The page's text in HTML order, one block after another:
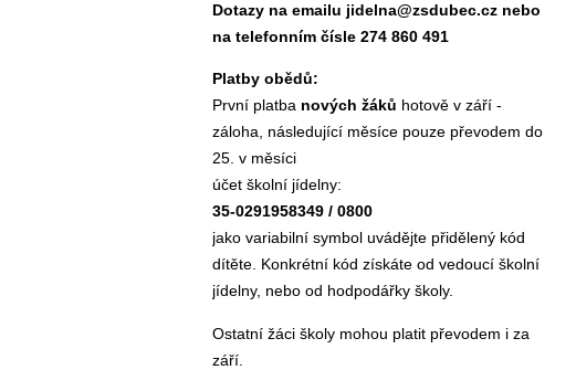
Dotazy na emailu jidelna@zsdubec.cz nebo
na telefonním čísle 274 860 491
Platby obědů:
První platba nových žáků hotově v září -
záloha, následující měsíce pouze převodem do
25. v měsíci
účet školní jídelny:
35-0291958349 / 0800
jako variabilní symbol uvádějte přidělený kód
dítěte. Konkrétní kód získáte od vedoucí školní
jídelny, nebo od hodpodářky školy.
Ostatní žáci školy mohou platit převodem i za
září.